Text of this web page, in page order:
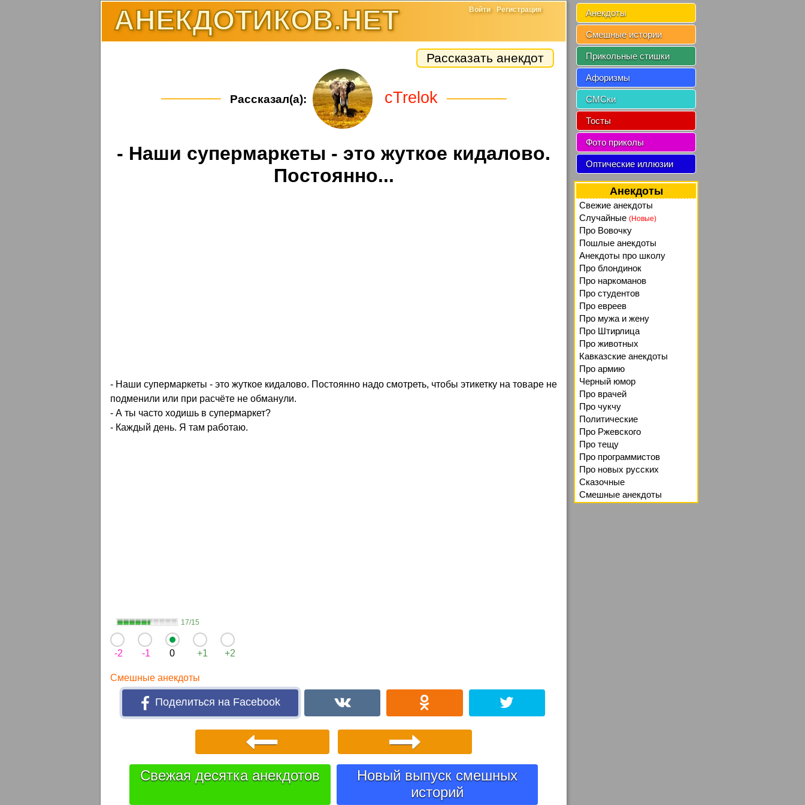
АНЕКДОТИКОВ.НЕТ Войти Регистрация
Рассказать анекдот
Рассказал(а): cTrelok
- Наши супермаркеты - это жуткое кидалово.
Постоянно...
- Наши супермаркеты - это жуткое кидалово. Постоянно надо смотреть, чтобы этикетку на товаре не
подменили или при расчёте не обманули.
- А ты часто ходишь в супермаркет?
- Каждый день. Я там работаю.
17/15
-2 -1 0 +1 +2
Смешные анекдоты
Поделиться на Facebook
Свежая десятка анекдотов
Новый выпуск смешных
историй
Анекдоты
Смешные истории
Прикольные стишки
Афоризмы
СМСки
Тосты
Фото приколы
Оптические иллюзии
Анекдоты
Свежие анекдоты
Случайные (Новые)
Про Вовочку
Пошлые анекдоты
Анекдоты про школу
Про блондинок
Про наркоманов
Про студентов
Про евреев
Про мужа и жену
Про Штирлица
Про животных
Кавказские анекдоты
Про армию
Черный юмор
Про врачей
Про чукчу
Политические
Про Ржевского
Про тещу
Про программистов
Про новых русских
Сказочные
Смешные анекдоты